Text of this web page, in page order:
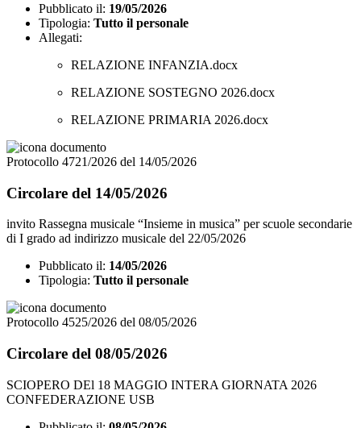
Pubblicato il: 19/05/2026
Tipologia: Tutto il personale
Allegati:
RELAZIONE INFANZIA.docx
RELAZIONE SOSTEGNO 2026.docx
RELAZIONE PRIMARIA 2026.docx
Protocollo 4721/2026 del 14/05/2026
Circolare del 14/05/2026
invito Rassegna musicale “Insieme in musica” per scuole secondarie
di I grado ad indirizzo musicale del 22/05/2026
Pubblicato il: 14/05/2026
Tipologia: Tutto il personale
Protocollo 4525/2026 del 08/05/2026
Circolare del 08/05/2026
SCIOPERO DEl 18 MAGGIO INTERA GIORNATA 2026
CONFEDERAZIONE USB